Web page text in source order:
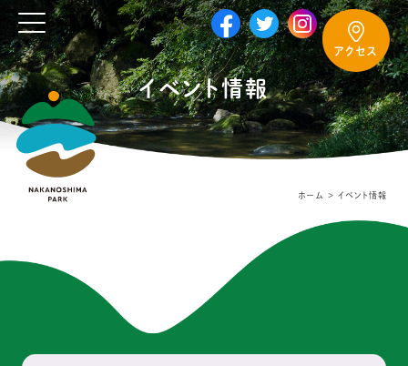
アクセス
イベント情報
ホーム イベント情報